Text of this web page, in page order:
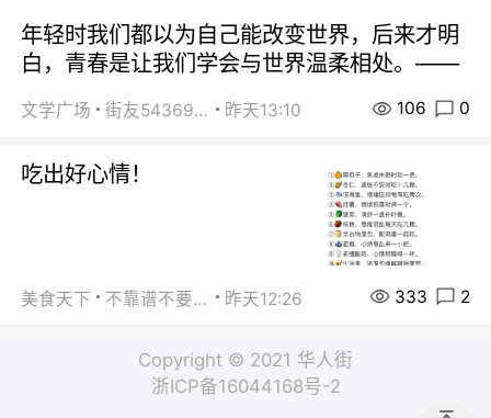
年轻时我们都以为自己能改变世界，后来才明
白，青春是让我们学会与世界温柔相处。——
文学广场 街友54369822 昨天13:10 106 0
吃出好心情！
美食天下 不靠谱不要联系 昨天12:26 333 2
Copyright © 2021 华人街
浙ICP备16044168号-2